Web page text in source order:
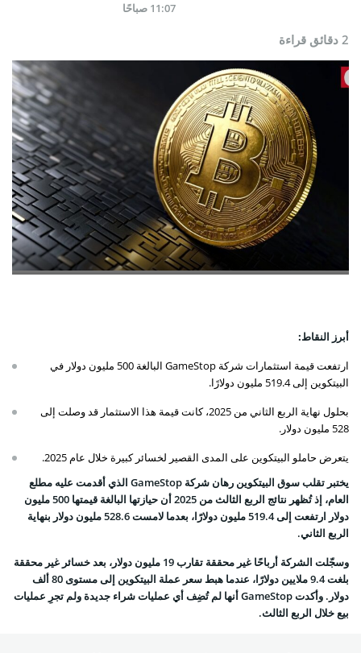
11:07 صباحًا
2 دقائق قراءة
أبرز النقاط:
ارتفعت قيمة استثمارات شركة GameStop البالغة 500 مليون دولار في
البيتكوين إلى 519.4 مليون دولارًا.
بحلول نهاية الربع الثاني من 2025، كانت قيمة هذا الاستثمار قد وصلت إلى
528 مليون دولار.
يتعرض حاملو البيتكوين على المدى القصير لخسائر كبيرة خلال عام 2025.
يختبر تقلب سوق البيتكوين رهان شركة GameStop الذي أقدمت عليه مطلع
العام، إذ تُظهر نتائج الربع الثالث من 2025 أن حيازتها البالغة قيمتها 500 مليون
دولار ارتفعت إلى 519.4 مليون دولارًا، بعدما لامست 528.6 مليون دولار بنهاية
الربع الثاني.
وسجّلت الشركة أرباحًا غير محققة تقارب 19 مليون دولار، بعد خسائر غير محققة
بلغت 9.4 ملايين دولارًا، عندما هبط سعر عملة البيتكوين إلى مستوى 80 ألف
دولار. وأكدت GameStop أنها لم تُضِف أي عمليات شراء جديدة ولم تجرِ عمليات
بيع خلال الربع الثالث.